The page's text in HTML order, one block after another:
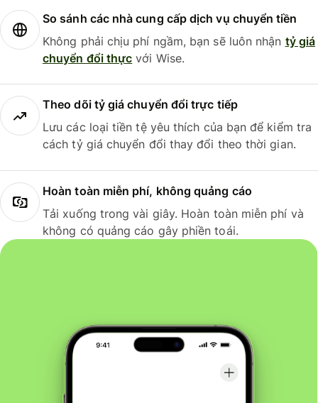
So sánh các nhà cung cấp dịch vụ chuyển tiền
Không phải chịu phí ngầm, bạn sẽ luôn nhận tỷ giá
chuyển đổi thực với Wise.
Theo dõi tỷ giá chuyển đổi trực tiếp
Lưu các loại tiền tệ yêu thích của bạn để kiểm tra
cách tỷ giá chuyển đổi thay đổi theo thời gian.
Hoàn toàn miễn phí, không quảng cáo
Tải xuống trong vài giây. Hoàn toàn miễn phí và
không có quảng cáo gây phiền toái.